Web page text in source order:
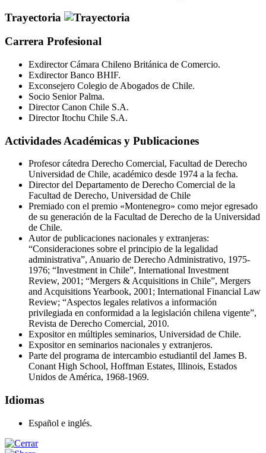
Trayectoria
Carrera Profesional
Exdirector Cámara Chileno Británica de Comercio.
Exdirector Banco BHIF.
Exconsejero Colegio de Abogados de Chile.
Socio Senior Palma.
Director Canon Chile S.A.
Director Itochu Chile S.A.
Actividades Académicas y Publicaciones
Profesor cátedra Derecho Comercial, Facultad de Derecho
Universidad de Chile, académico desde 1974 a la fecha.
Director del Departamento de Derecho Comercial de la
Facultad de Derecho, Universidad de Chile
Premiado con el premio «Montenegro» como mejor egresado
de su generación de la Facultad de Derecho de la Universidad
de Chile.
Autor de publicaciones nacionales y extranjeras:
“Consideraciones sobre el principio de la legalidad
administrativa”, Anuario de Derecho Administrativo, 1975-
1976; “Investment in Chile”, International Investment
Review, 2001; “Mergers & Acquisitions in Chile”, Mergers
and Acquisitions Yearbook, 2001; International Financial Law
Review; “Aspectos legales relativos a información
privilegiada en conformidad a la legislación chilena vigente”,
Revista de Derecho Comercial, 2010.
Expositor en múltiples seminarios, Universidad de Chile.
Expositor en seminarios nacionales y extranjeros.
Parte del programa de intercambio estudiantil del James B.
Conant High School, Hoffman Estates, Illinois, Estados
Unidos de América, 1968-1969.
Idiomas
Español e inglés.